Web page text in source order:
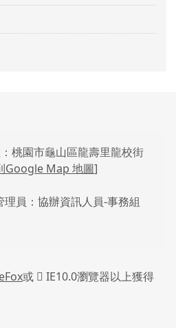
桃園市龜山區龍壽里龍校街
Google Map 地圖]
員：協辦資訊人員-事務組
或
IE10.0瀏覽器以上獲得